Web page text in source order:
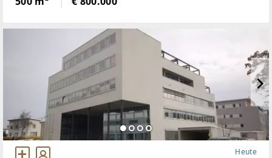
Gesamtfläche,
Heute